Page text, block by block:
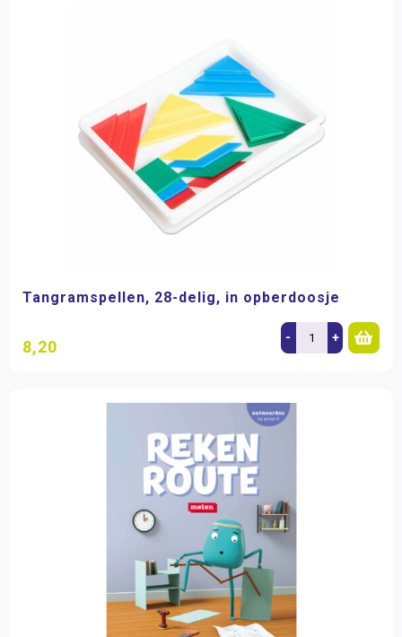
Tangramspellen, 28-delig, in opberdoosje
8,20 - +